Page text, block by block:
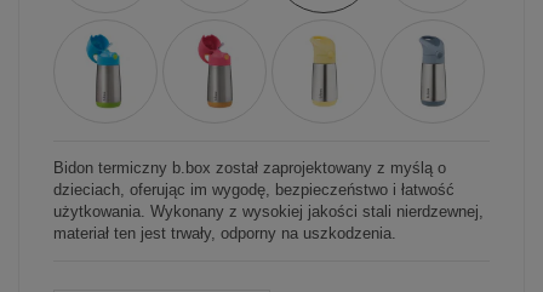
Bidon termiczny b.box został zaprojektowany z myślą o
dzieciach, oferując im wygodę, bezpieczeństwo i łatwość
użytkowania. Wykonany z wysokiej jakości stali nierdzewnej,
materiał ten jest trwały, odporny na uszkodzenia.